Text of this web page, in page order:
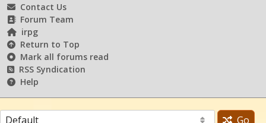
Contact Us
Forum Team
irpg
Return to Top
Mark all forums read
RSS Syndication
Help
Go